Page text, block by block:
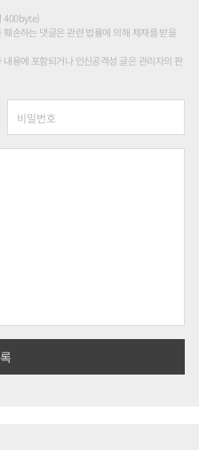
400byte)
손하는 댓글은 관련 법률에 의해 제재를 받을
용에 포함되거나 인신공격성 글은 관리자의 판